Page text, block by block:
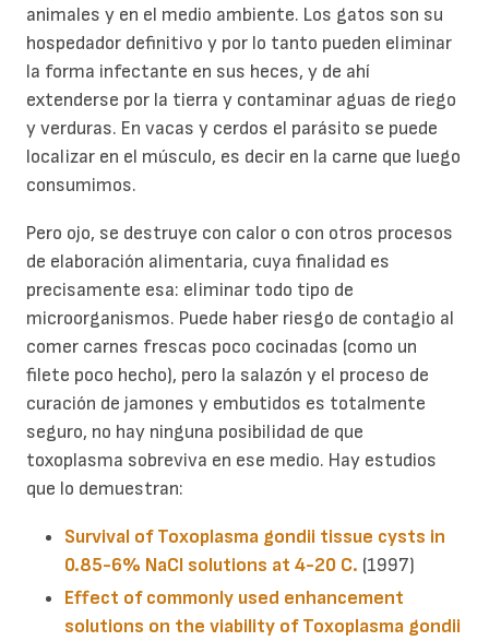
animales y en el medio ambiente. Los gatos son su
hospedador definitivo y por lo tanto pueden eliminar
la forma infectante en sus heces, y de ahí
extenderse por la tierra y contaminar aguas de riego
y verduras. En vacas y cerdos el parásito se puede
localizar en el músculo, es decir en la carne que luego
consumimos.
Pero ojo, se destruye con calor o con otros procesos
de elaboración alimentaria, cuya finalidad es
precisamente esa: eliminar todo tipo de
microorganismos. Puede haber riesgo de contagio al
comer carnes frescas poco cocinadas (como un
filete poco hecho), pero la salazón y el proceso de
curación de jamones y embutidos es totalmente
seguro, no hay ninguna posibilidad de que
toxoplasma sobreviva en ese medio. Hay estudios
que lo demuestran:
Survival of Toxoplasma gondii tissue cysts in
0.85-6% NaCl solutions at 4-20 C. (1997)
Effect of commonly used enhancement
solutions on the viability of Toxoplasma gondii